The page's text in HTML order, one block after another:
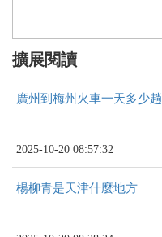
擴展閱讀
廣州到梅州火車一天多少趟
2025-10-20 08:57:32
楊柳青是天津什麼地方